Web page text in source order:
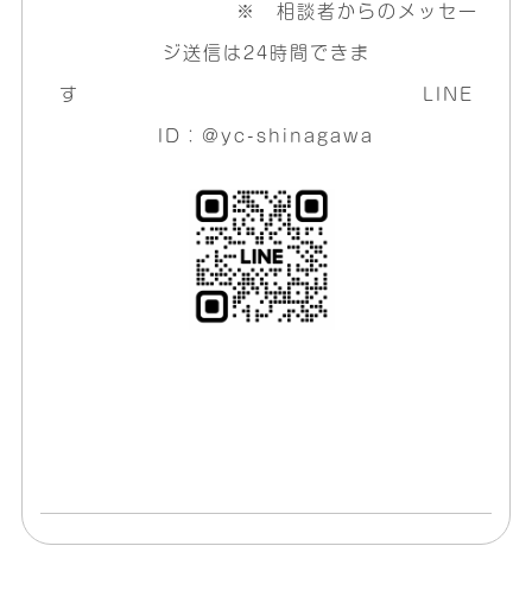
※ 相談者からのメッセー
ジ送信は24時間できま
す LINE
ID：@yc-shinagawa